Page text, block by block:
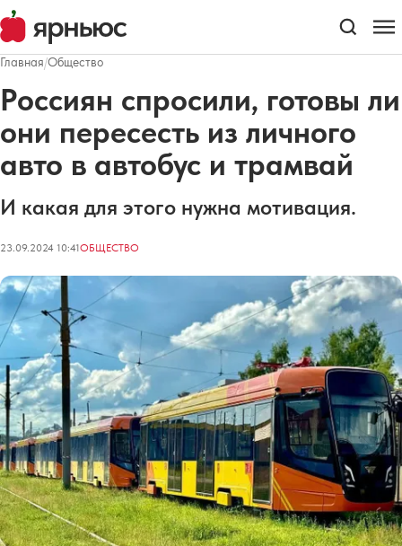
Главная/Общество
Россиян спросили, готовы ли
они пересесть из личного
авто в автобус и трамвай
И какая для этого нужна мотивация.
23.09.2024 10:41ОБЩЕСТВО